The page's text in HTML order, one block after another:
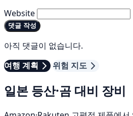
Website
댓글 작성
아직 댓글이 없습니다.
여행 계획
위험 지도
일본 등산·곰 대비 장비